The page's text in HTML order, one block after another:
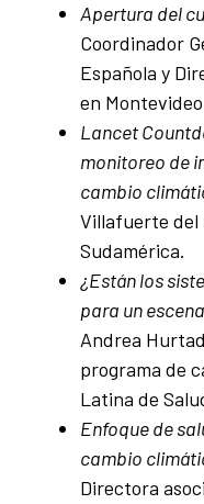
Apertura del
Coordinador
Española y
en
Lancet
monitoreo de
cambio
Villafuerte del
Sudamérica.
¿Están los
para un
Andrea
programa de
Latina de
Enfoque de
cambio
Directora